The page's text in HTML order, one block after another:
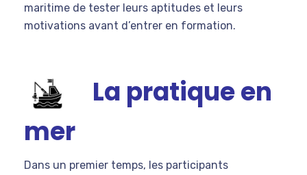
maritime de tester leurs aptitudes et leurs
motivations avant d’entrer en formation.
La pratique en
mer
Dans un premier temps, les participants